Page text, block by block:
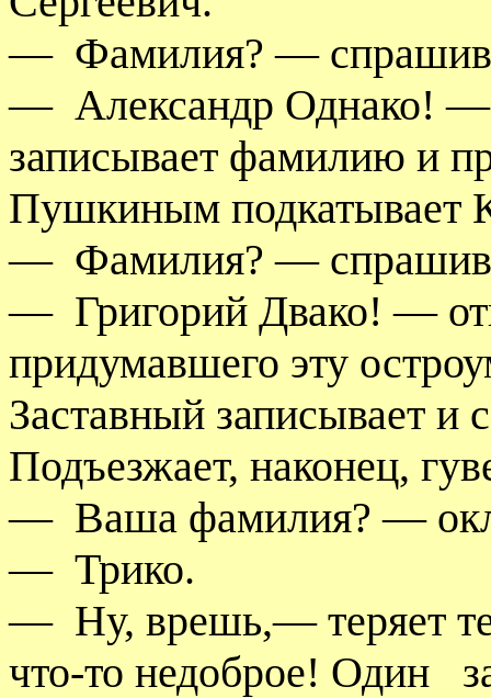
— Фамилия? —
— Александр Однако! —
записывает фамилию и
Пушкиным подкатывает
— Фамилия? —
— Григорий Двако! —
придумавшего эту
Заставный записывает и
Подъезжает, наконец,
— Ваша фамилия? —
— Трико.
— Ну, врешь,— теряет
что-то недоброе! Один